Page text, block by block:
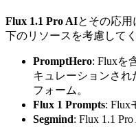
Flux 1.1 Pro AIとその応
下のリソースを考慮してく
PromptHero: Fluxを
キュレーションされ
フォーム。
Flux 1 Prompts: Flux
Segmind: Flux 1.1